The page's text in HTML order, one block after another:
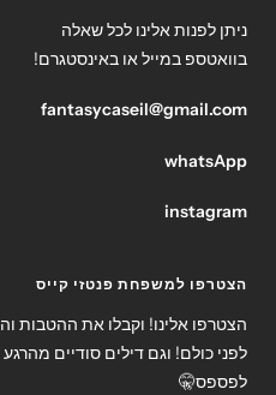
ניתן לפנות אלינו לכל שאלה
בוואטספ במייל או באינסטגרם!
fantasycaseil@gmail.com
whatsApp
instagram
הצטרפו למשפחת פנטזי קייס
הצטרפו אלינו! וקבלו את ההטבות
לפני כולם! וגם דילים סודיים
לפספס🤫